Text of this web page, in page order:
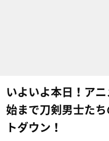
いよいよ本日！ア
始まで刀剣男士た
トダウン！